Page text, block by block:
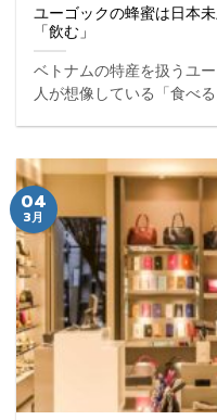
ユーゴックの蜂蜜は日本
「飲む」
ベトナムの特産を扱うユ
人が想像している「食べ
04
3月